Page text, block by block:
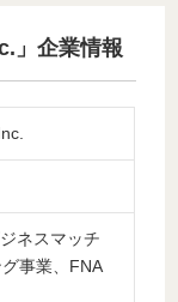
」企業情報
ネスマッチ
事業、FNA